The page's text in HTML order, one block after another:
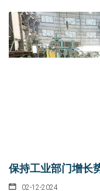
保持工业部门增长
02-12-2024